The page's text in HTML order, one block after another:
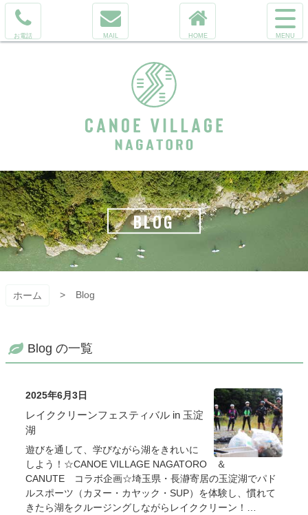
コ
テ
カヌーヴィレ
ッジ長瀞 ラフ
ティング
&SUP
BLOG
ホーム Blog
Blog の一覧
2025年6月3日
レイククリーンフェスティバル in 玉淀
湖
遊びを通して、学びながら湖をきれいに
しよう！☆CANOE VILLAGE NAGATORO ＆
CANUTE コラボ企画☆埼玉県・長瀞寄居の玉淀湖でパド
ルスポーツ（カヌー・カヤック・SUP）を体験し、慣れて
きたら湖をクルージングしながらレイククリーン！…
電
メ
ホ
サ
イ
ト